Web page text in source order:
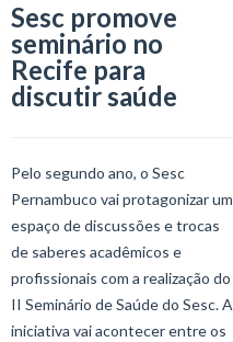
Sesc promove
seminário no
Recife para
discutir saúde
Pelo segundo ano, o Sesc
Pernambuco vai protagonizar um
espaço de discussões e trocas
de saberes acadêmicos e
profissionais com a realização do
II Seminário de Saúde do Sesc. A
iniciativa vai acontecer entre os